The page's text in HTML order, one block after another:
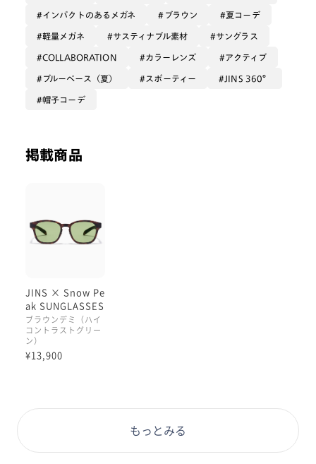
アウトドアはもちろん、日常シーンでも
幅広く活躍します
を搭載
インパクトのあるメガネ ブラウン 夏コーデ
軽量メガネ サスティナブル素材 サングラス
COLLABORATION カラーレンズ アクティブ
ブルーベース（夏） スポーティー JINS 360°
帽子コーデ
掲載商品
JINS × Snow Pe
ak SUNGLASSES
+360°
ブラウンデミ（ハイ
コントラストグリー
ン）
¥13,900
もっとみる